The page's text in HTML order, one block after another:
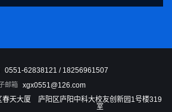
0551-62838121 / 18256961507
邮箱 xgx0551@126.com
春天大厦
庐阳区庐阳中科大校友创新园1号楼319
室